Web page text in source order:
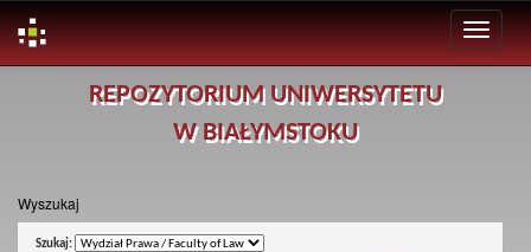
REPOZYTORIUM UNIWERSYTETU
W BIAŁYMSTOKU
Wyszukaj
Szukaj: